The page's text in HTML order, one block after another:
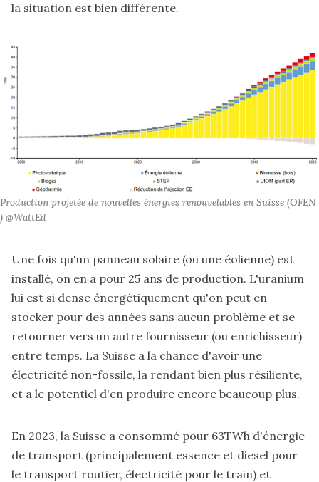
la situation est bien différente.
Production projetée de nouvelles énergies renouvelables en Suisse (OFEN
) @WattEd
Une fois qu'un panneau solaire (ou une éolienne) est
installé, on en a pour 25 ans de production. L'uranium
lui est si dense énergétiquement qu'on peut en
stocker pour des années sans aucun problème et se
retourner vers un autre fournisseur (ou enrichisseur)
entre temps. La Suisse a la chance d'avoir une
électricité non-fossile, la rendant bien plus résiliente,
et a le potentiel d'en produire encore beaucoup plus.
En 2023, la Suisse a consommé pour 63TWh d'énergie
de transport (principalement essence et diesel pour
le transport routier, électricité pour le train) et